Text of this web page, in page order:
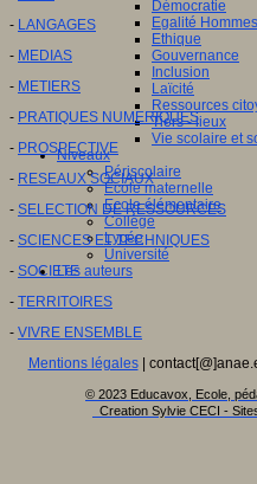
Démocratie
Egalité
Ethique
Gouvernance
Inclusion
Laïcité
Ressources
Tiers - lieux
Vie scolaire et
Niveaux
Périscolaire
Ecole maternelle
Ecole élémentaire
Collège
Lycée
Université
Les auteurs
- LANGAGES
- MEDIAS
- METIERS
- PRATIQUES NUMERIQUES
- PROSPECTIVE
- RESEAUX SOCIAUX
- SELECTION DE RESSOURCES
- SCIENCES ET TECHNIQUES
- SOCIETE
- TERRITOIRES
- VIVRE ENSEMBLE
Mentions légales|
© 2023 Educavox, Ecole,
Creation Sylvie CECI -